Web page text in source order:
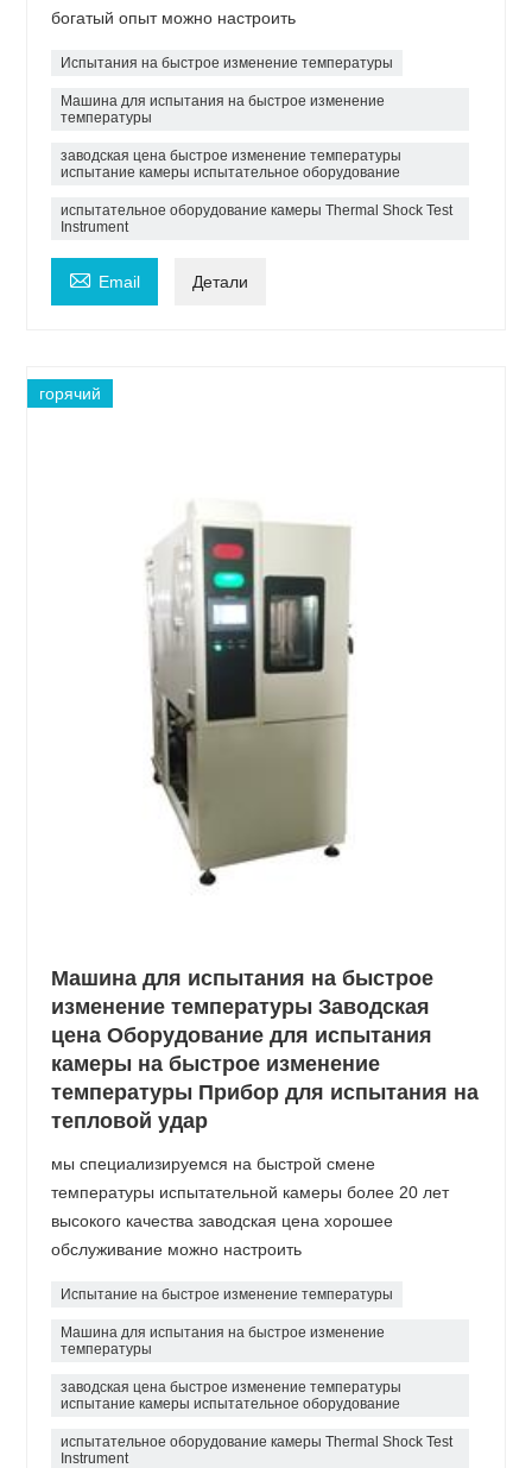
богатый опыт можно настроить
Испытания на быстрое изменение температуры
Машина для испытания на быстрое изменение
температуры
заводская цена быстрое изменение температуры
испытание камеры испытательное оборудование
испытательное оборудование камеры Thermal Shock Test
Instrument
 Email Детали
горячий
Машина для испытания на быстрое
изменение температуры Заводская
цена Оборудование для испытания
камеры на быстрое изменение
температуры Прибор для испытания на
тепловой удар
мы специализируемся на быстрой смене
температуры испытательной камеры более 20 лет
высокого качества заводская цена хорошее
обслуживание можно настроить
Испытание на быстрое изменение температуры
Машина для испытания на быстрое изменение
температуры
заводская цена быстрое изменение температуры
испытание камеры испытательное оборудование
испытательное оборудование камеры Thermal Shock Test
Instrument